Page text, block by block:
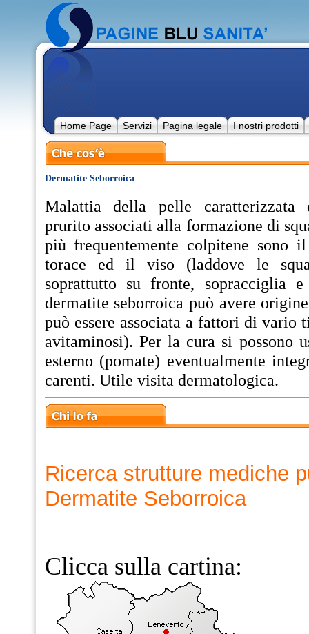
Home Page Servizi Pagina legale I nostri prodotti
Dermatite Seborroica
Malattia della pelle caratterizzata
prurito associati alla formazione di
più frequentemente colpitene sono
torace ed il viso (laddove le
soprattutto su fronte, sopracciglia
dermatite seborroica può avere
può essere associata a fattori di vario
avitaminosi). Per la cura si possono
esterno (pomate) eventualmente
carenti. Utile visita dermatologica.
Ricerca strutture mediche
Dermatite Seborroica
Clicca sulla cartina: